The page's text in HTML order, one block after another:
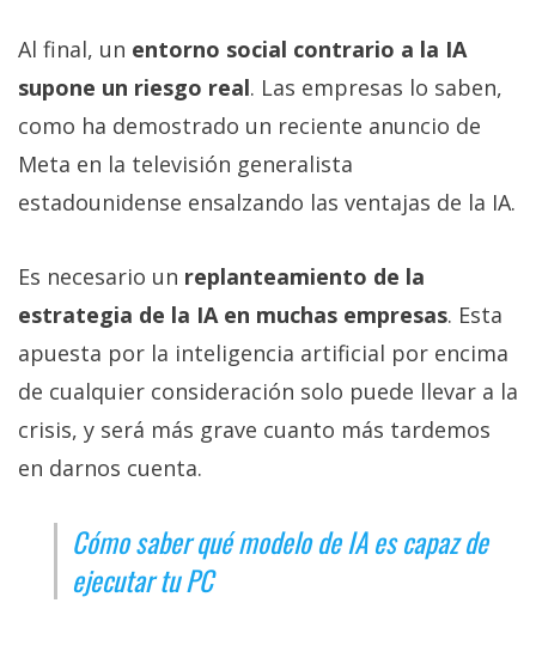
Al final, un entorno social contrario a la IA
supone un riesgo real. Las empresas lo saben,
como ha demostrado un reciente anuncio de
Meta en la televisión generalista
estadounidense ensalzando las ventajas de la IA.
Es necesario un replanteamiento de la
estrategia de la IA en muchas empresas. Esta
apuesta por la inteligencia artificial por encima
de cualquier consideración solo puede llevar a la
crisis, y será más grave cuanto más tardemos
en darnos cuenta.
Cómo saber qué modelo de IA es capaz de
ejecutar tu PC